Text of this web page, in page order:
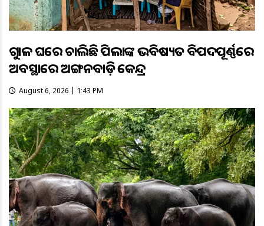
ଗୁହାଳ ଘରେ ଚାଲିଛି ପିଲାଙ୍କ ଭବିଷ୍ୟତ ବିପଦପୂର୍ଣ୍ଣରେ
ଅବସ୍ଥାରେ ଅଙ୍ଗନବାଡ଼ି କେନ୍ଦ୍ର
August 6, 2026 | 1:43 PM